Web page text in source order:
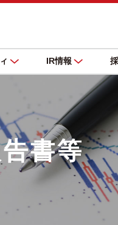
IR情報
書等